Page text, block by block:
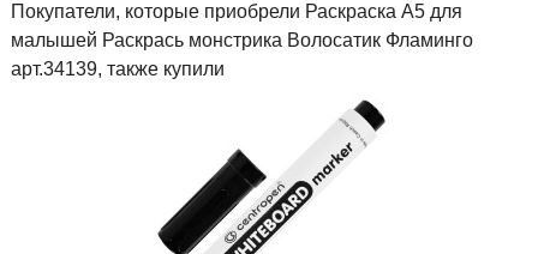
Покупатели, которые приобрели Раскраска А5 для
малышей Раскрась монстрика Волосатик Фламинго
арт.34139, также купили